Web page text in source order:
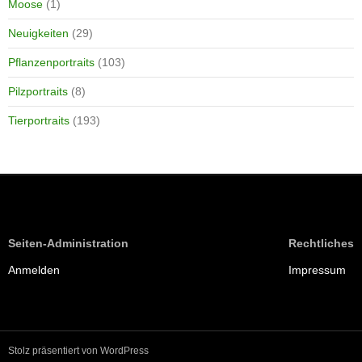
Moose (1)
Neuigkeiten (29)
Pflanzenportraits (103)
Pilzportraits (8)
Tierportraits (193)
Seiten-Administration
Anmelden
Rechtliches
Impressum
Stolz präsentiert von WordPress